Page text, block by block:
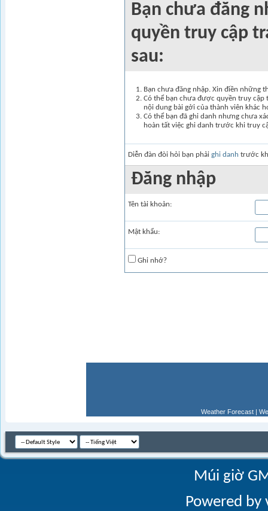
Bạn chưa đăng
quyền truy cập
sau:
Bạn chưa đăng nhập. Xin điền những
Có thể bạn chưa được quyền truy cập
nội dung bài gởi của thành viên khác
Có thể bạn đã ghi danh nhưng chưa
hoàn tất việc ghi danh trước khi truy
Diễn đàn đòi hỏi bạn phải ghi danh trước
Ðăng nhập
Tên tài khoản:
Mật khẩu:
Ghi nhớ?
Weather Forecast |
Múi giờ
Powered